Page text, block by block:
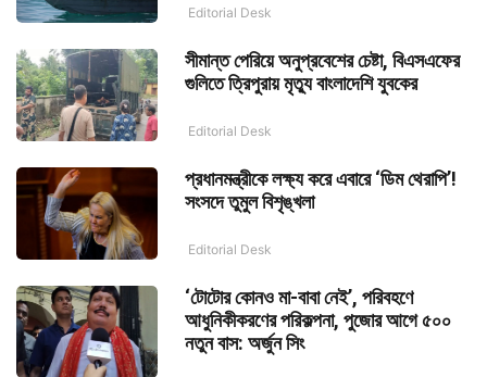
Editorial Desk
সীমান্ত পেরিয়ে অনুপ্রবেশের চেষ্টা, বিএসএফের
গুলিতে ত্রিপুরায় মৃত্যু বাংলাদেশি যুবকের
Editorial Desk
প্রধানমন্ত্রীকে লক্ষ্য করে এবারে ‘ডিম থেরাপি’!
সংসদে তুমুল বিশৃঙ্খলা
Editorial Desk
‘টোটোর কোনও মা-বাবা নেই’, পরিবহণে
আধুনিকীকরণের পরিকল্পনা, পুজোর আগে ৫০০
নতুন বাস: অর্জুন সিং